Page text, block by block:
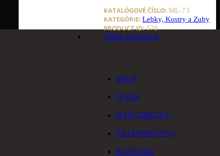
KATALÓGOVÉ ČÍSLO:ML-73
KATEGÓRIE:Lebky, Kostry a Zuby
PRODUCT ID:578
Ďalšie informácie
SHOP
O NÁS
NAŠA DIELŇA
ČALÚNNICTVO
KONTAKT